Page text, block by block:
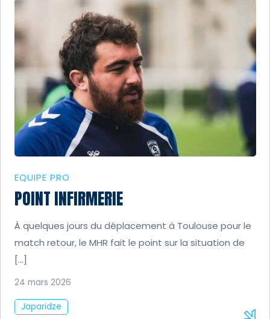
EQUIPE PRO
POINT INFIRMERIE
À quelques jours du déplacement à Toulouse pour le
match retour, le MHR fait le point sur la situation de
[…]
24 mars 2026
Japaridze